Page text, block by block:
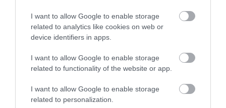
I want to allow Google to enable storage
related to analytics like cookies on web or
device identifiers in apps.
I want to allow Google to enable storage
related to functionality of the website or app.
I want to allow Google to enable storage
related to personalization.
Κλειστού Τύπου 6V/12Ah
PT12-6
Διαθέσιμο Κατόπιν Παραγγελίας
Κλειστού Τύπου 6V/4.5Ah